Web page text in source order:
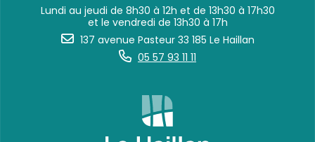
Lundi au jeudi de 8h30 à 12h et de 13h30 à 17h30
et le vendredi de 13h30 à 17h
137 avenue Pasteur 33 185 Le Haillan
05 57 93 11 11